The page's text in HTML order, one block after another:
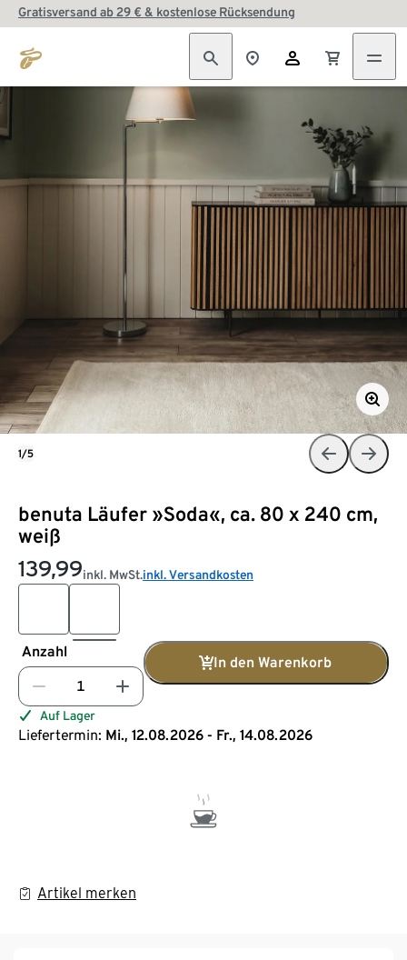
Gratisversand ab 29 € & kostenlose Rücksendung
benuta Läufer »Soda«, ca. 80 x 240 cm,
weiß
139,99inkl. MwSt.inkl. Versandkosten
Anzahl
In den Warenkorb
Auf Lager
Liefertermin: Mi., 12.08.2026 - Fr., 14.08.2026
Artikel merken
1/5